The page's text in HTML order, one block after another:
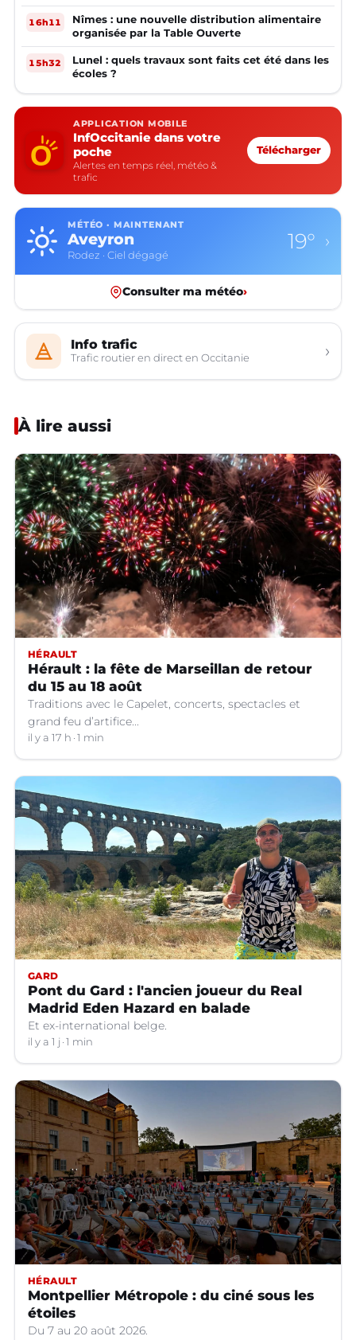
16h11
Nîmes : une nouvelle distribution alimentaire
organisée par la Table Ouverte
15h32
Lunel : quels travaux sont faits cet été dans les
écoles ?
APPLICATION MOBILE
InfOccitanie dans votre
poche
Alertes en temps réel, météo &
trafic
Télécharger
MÉTÉO · MAINTENANT
Gard
Nîmes · Ciel dégagé
27° ›
Consulter ma météo›
Info trafic
Trafic routier en direct en Occitanie ›
À lire aussi
HÉRAULT
Hérault : la fête de Marseillan de retour
du 15 au 18 août
Traditions avec le Capelet, concerts, spectacles et
grand feu d’artifice...
il y a 17 h 1 min
GARD
Pont du Gard : l'ancien joueur du Real
Madrid Eden Hazard en balade
Et ex-international belge.
il y a 1 j 1 min
HÉRAULT
Montpellier Métropole : du ciné sous les
étoiles
Du 7 au 20 août 2026.